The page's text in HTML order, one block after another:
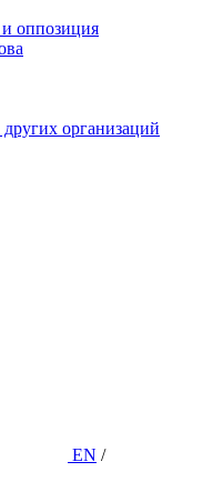
оппозиция
организаций
EN /